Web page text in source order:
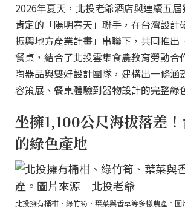
2026年夏天，北投老爺酒店與連續五
肯定的「陽明春天」聯手，在台灣設計
振興地方產業計畫」串聯下，共同推出
餐桌，結合了北投雲集食農教育勞動合
陶器品與雙好設計團隊，建構出一條涵
容策展、餐桌體驗到器物設計的完整綠
坐擁1,100公尺海拔落差
的綠色產地
北投擁有桶柑、綠竹筍、葉菜與香草等多樣農產。